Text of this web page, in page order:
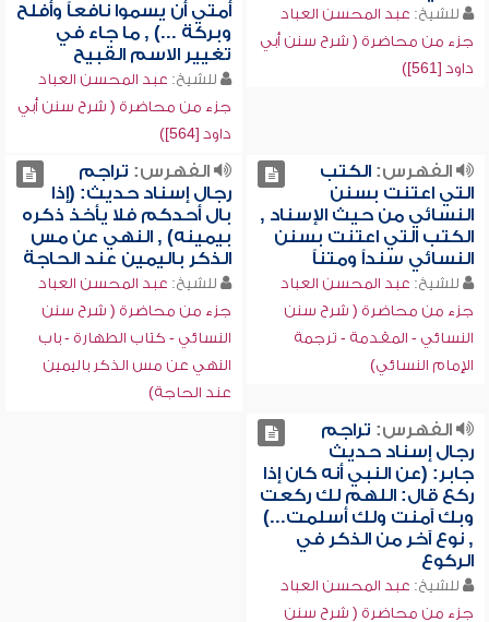
للشيخ: عبد المحسن العباد
جزء من محاضرة ( شرح سنن أبي
داود [561])
أمتي أن يسموا نافعاً وأفلح
وبركة ...) , ما جاء في
تغيير الاسم القبيح
للشيخ: عبد المحسن العباد
جزء من محاضرة ( شرح سنن أبي
داود [564])
الفهرس:الكتب
التي اعتنت بسنن
النسائي من حيث الإسناد ,
الكتب التي اعتنت بسنن
النسائي سنداً ومتناً
للشيخ: عبد المحسن العباد
جزء من محاضرة ( شرح سنن
النسائي - المقدمة - ترجمة
الإمام النسائي)
الفهرس: تراجم
رجال إسناد حديث: (إذا
بال أحدكم فلا يأخذ ذكره
بيمينه) , النهي عن مس
الذكر باليمين عند الحاجة
للشيخ: عبد المحسن العباد
جزء من محاضرة ( شرح سنن
النسائي - كتاب الطهارة - باب
النهي عن مس الذكر باليمين
عند الحاجة)
الفهرس: تراجم
رجال إسناد حديث
جابر: (عن النبي أنه كان إذا
ركع قال: اللهم لك ركعت
وبك آمنت ولك أسلمت...)
, نوع آخر من الذكر في
الركوع
للشيخ: عبد المحسن العباد
جزء من محاضرة ( شرح سنن